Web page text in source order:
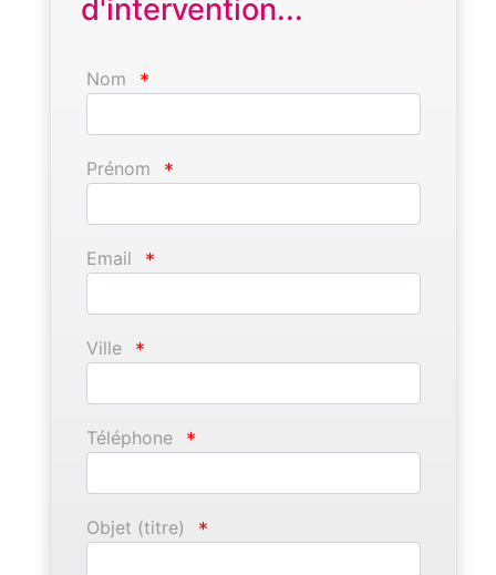
d'intervention...
Nom *
Prénom *
Email *
Ville *
Téléphone *
Objet (titre) *